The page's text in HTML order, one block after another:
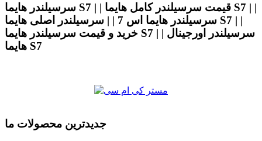
سرسیلندر هایما S7 | | قیمت سرسیلندر کامل هایما S7 | |
سرسیلندر هایما اس 7 | | سرسیلندر اصلی هایما S7 | |
خرید و قیمت سرسیلندر هایما S7 | | سرسیلندر اورجینال
هایما S7
جدیدترین محصولات ما